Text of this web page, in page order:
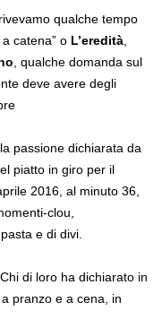
qualche tempo
catena” o L’eredità
, qualche domanda sul
deve avere degli
passione dichiarata da
piatto in giro per il
2016, al minuto 36,
clou,
e di divi.
di loro ha dichiarato in
pranzo e a cena, in